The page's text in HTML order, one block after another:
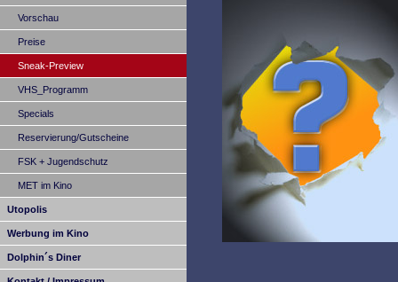
Vorschau
Preise
Sneak-Preview
VHS_Programm
Specials
Reservierung/Gutscheine
FSK + Jugendschutz
MET im Kino
Utopolis
Werbung im Kino
Dolphin´s Diner